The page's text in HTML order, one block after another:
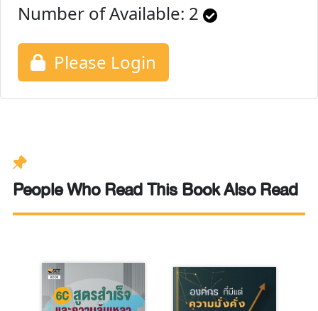
Number of Available: 2
Please Login
People Who Read This Book Also Read